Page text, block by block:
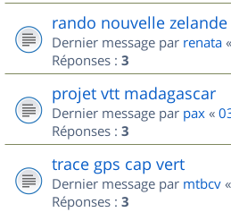
rando nouvelle zelande
Dernier message par renata «
Réponses : 3
projet vtt madagascar
Dernier message par pax «
Réponses : 3
trace gps cap vert
Dernier message par mtbcv «
Réponses : 3